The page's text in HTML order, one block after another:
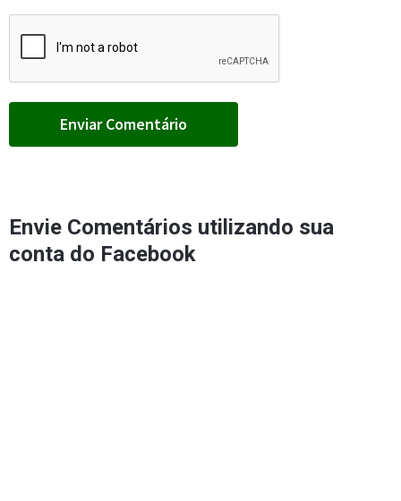
Envie Comentários utilizando sua
conta do Facebook